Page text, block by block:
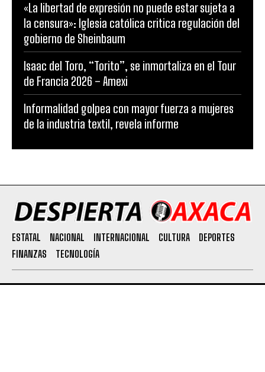
«La libertad de expresión no puede estar sujeta a
la censura»: Iglesia católica critica regulación del
gobierno de Sheinbaum
Isaac del Toro, “Torito”, se inmortaliza en el Tour
de Francia 2026 – Amexi
Informalidad golpea con mayor fuerza a mujeres
de la industria textil, revela informe
ESTATAL NACIONAL INTERNACIONAL CULTURA
DEPORTES
FINANZAS
TECNOLOGÍA